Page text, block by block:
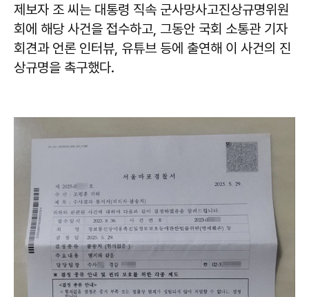
제보자 조 씨는 대통령 직속 군사망사고진상규명위원
회에 해당 사건을 접수하고, 그동안 국회 소통관 기자
회견과 언론 인터뷰, 유튜브 등에 출연해 이 사건의 진
상규명을 촉구했다.